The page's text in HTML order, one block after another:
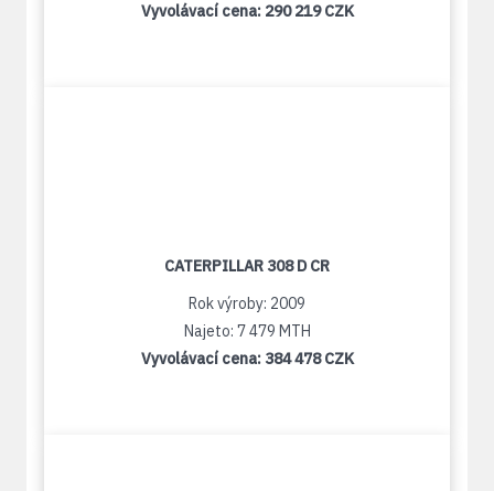
Vyvolávací cena: 290 219 CZK
CATERPILLAR 308 D CR
Rok výroby: 2009
Najeto: 7 479 MTH
Vyvolávací cena: 384 478 CZK